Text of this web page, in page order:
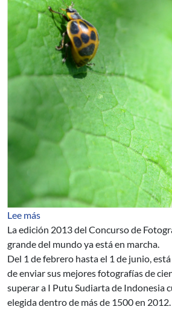
Lee más
La edición 2013 del Concurso de
grande del mundo ya está en marcha.
Del 1 de febrero hasta el 1 de junio,
de enviar sus mejores fotografías de
superar a I Putu Sudiarta de Indonesia
elegida dentro de más de 1500 en 2012.